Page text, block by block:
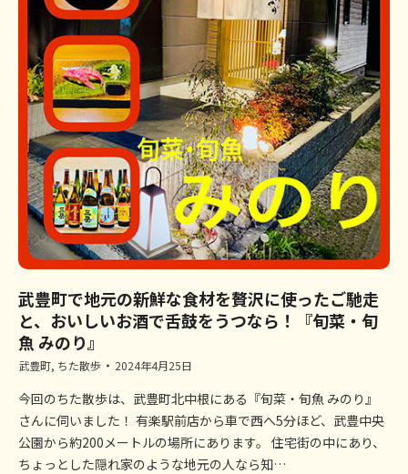
武豊町で地元の新鮮な食材を贅沢に使ったご馳走
と、おいしいお酒で舌鼓をうつなら！『旬菜・旬
魚 みのり』
武豊町, ちた散歩 2024年4月25日
今回のちた散歩は、武豊町北中根にある『旬菜・旬魚 みのり』
さんに伺いました！ 有楽駅前店から車で西へ5分ほど、武豊中央
公園から約200メートルの場所にあります。 住宅街の中にあり、
ちょっとした隠れ家のような地元の人なら知…